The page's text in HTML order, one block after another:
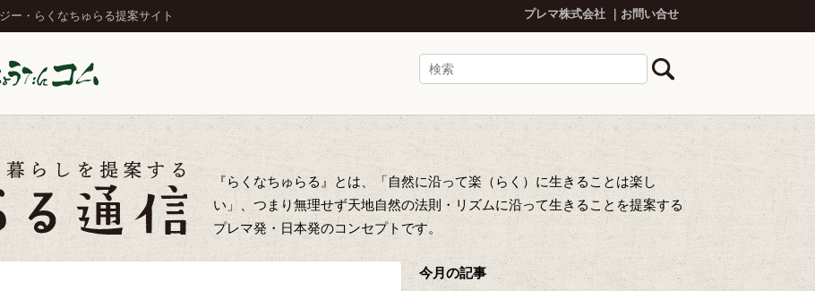
ー・らくなちゅらる提案サイト プレマ株式会社 お問い合せ
『らくなちゅらる』とは、「自然に沿って楽（らく）に生きることは楽し
い」、つまり無理せず天地自然の法則・リズムに沿って生きることを提案する
プレマ発・日本発のコンセプトです。
今月の記事